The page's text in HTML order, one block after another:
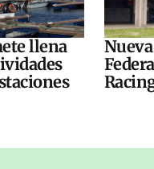
llena